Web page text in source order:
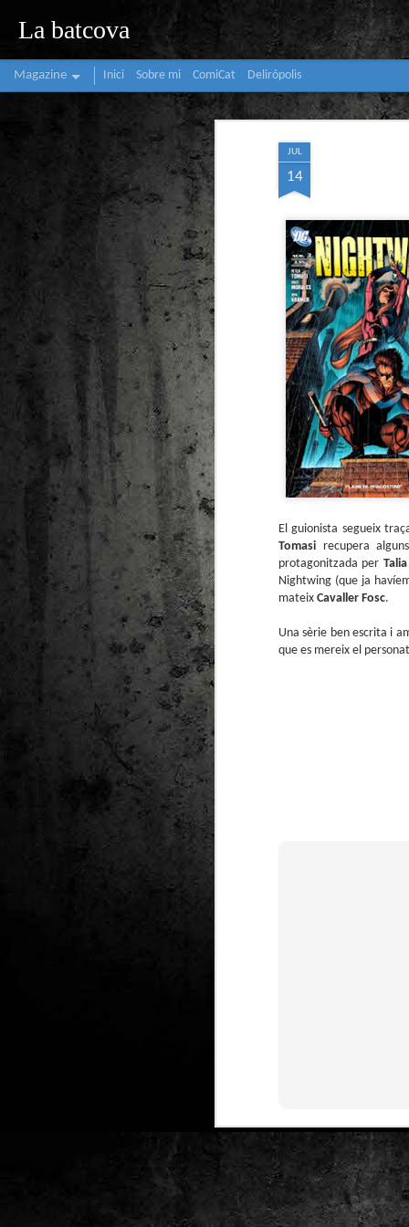
JUL
14
El guionista segueix
Tomasi recupera
protagonitzada per Talia
Nightwing (que ja
mateix Cavaller Fosc.
Una sèrie ben escrita i
que es mereix el
La batcova
Magazine Inici Sobre mi ComiCat Delirópolis
DEC
24
lectures al club de lectura de còmics
25